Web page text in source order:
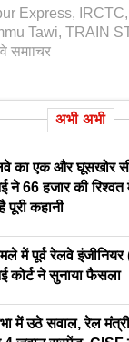
Express, IRCTC,
Tawi, TRAIN
समााचर
अभी अभी
का एक और घूसखोर
ने 66 हजार की
पूरी कहानी
में पूर्व रेलवे
कोर्ट ने सुनाया फैसला
में उठे सवाल, रेल